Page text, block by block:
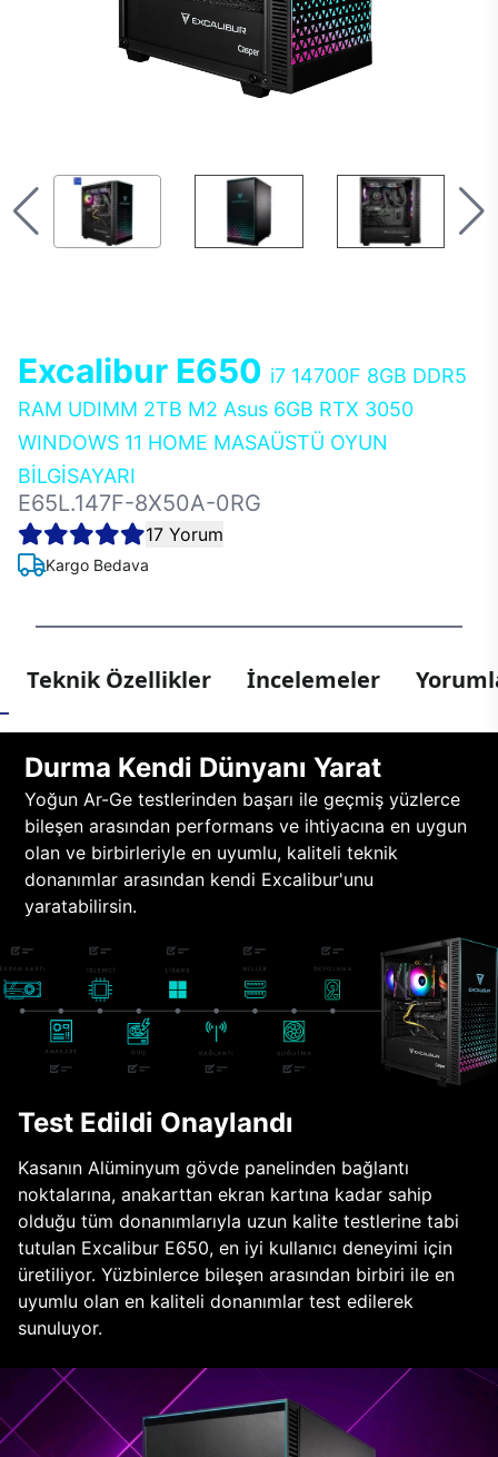
Excalibur E650 i7 14700F 8GB DDR5
RAM UDIMM 2TB M2 Asus 6GB RTX 3050
WINDOWS 11 HOME MASAÜSTÜ OYUN
BİLGİSAYARI
E65L.147F-8X50A-0RG
17 Yorum
Kargo Bedava
Teknik Özellikler İncelemeler
Durma Kendi Dünyanı Yarat
Yoğun Ar-Ge testlerinden başarı ile geçmiş yüzlerce
bileşen arasından performans ve ihtiyacına en uygun
olan ve birbirleriyle en uyumlu, kaliteli teknik
donanımlar arasından kendi Excalibur'unu
yaratabilirsin.
Test Edildi Onaylandı
Kasanın Alüminyum gövde panelinden bağlantı
noktalarına, anakarttan ekran kartına kadar sahip
olduğu tüm donanımlarıyla uzun kalite testlerine tabi
tutulan Excalibur E650, en iyi kullanıcı deneyimi için
üretiliyor. Yüzbinlerce bileşen arasından birbiri ile en
uyumlu olan en kaliteli donanımlar test edilerek
sunuluyor.